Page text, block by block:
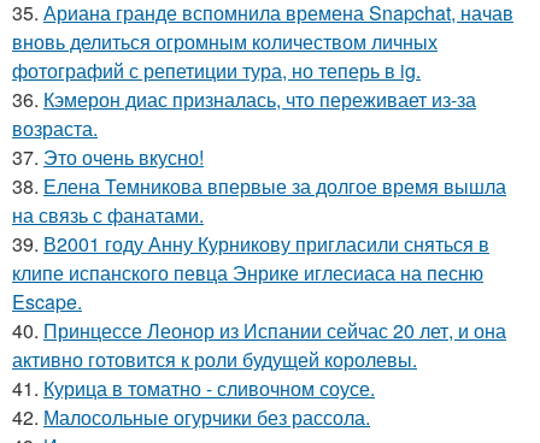
35. Ариана гранде вспомнила времена Snapchat, начав
вновь делиться огромным количеством личных
фотографий с репетиции тура, но теперь в ig.
36. Кэмерон диас призналась, что переживает из-за
возраста.
37. Это очень вкусно!
38. Елена Темникова впервые за долгое время вышла
на связь с фанатами.
39. В2001 году Анну Курникову пригласили сняться в
клипе испанского певца Энрике иглесиаса на песню
Escape.
40. Принцессе Леонор из Испании сейчас 20 лет, и она
активно готовится к роли будущей королевы.
41. Курица в томатно - сливочном соусе.
42. Малосольные огурчики без рассола.